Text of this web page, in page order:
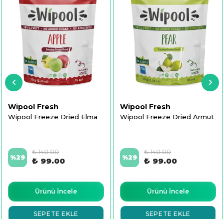
Wipool Fresh
Wipool Freeze Dried Elma
%29
₺ 140.00
₺ 99.00
Ürünü İncele
SEPETE EKLE
Wipool Fresh
Wipool Freeze Dried Armut
%29
₺ 140.00
₺ 99.00
Ürünü İncele
SEPETE EKLE